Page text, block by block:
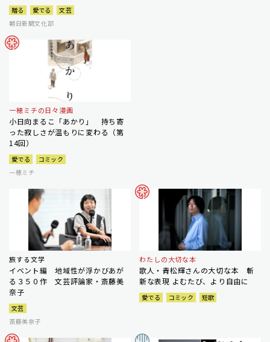
贈る 愛でる
文芸
朝日新聞文化部
一穂ミチの日々漫画
小日向まるこ「あかり」 持ち寄
った寂しさが温もりに変わる（第
14回）
愛でる
コミック
一穂ミチ
旅する文学
イベント編 地域性が浮かびあが
る３５０作 文芸評論家・斎藤美
奈子
文芸
斎藤美奈子
わたしの大切な本
歌人・青松輝さんの大切な本 斬
新な表現 よむたび、より自由に
愛でる コミック 短歌